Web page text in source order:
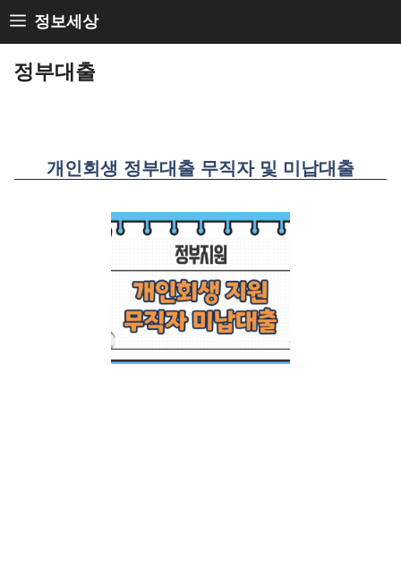
Skip
to
content
정보세상
정부대출
개인회생 정부대출 무직자 및 미납대출